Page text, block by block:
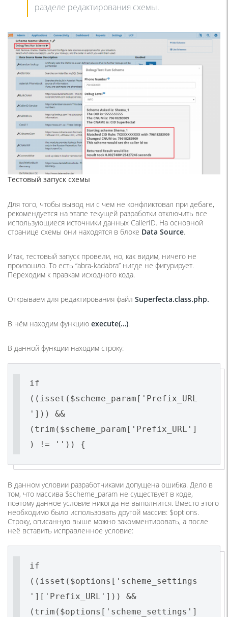
разделе редактирования схемы.
Тестовый запуск схемы
Для того, чтобы вывод ни с чем не конфликтовал при дебаге,
рекомендуется на этапе текущей разработки отключить все
использующиеся источники данных CallerID. На основной
странице схемы они находятся в блоке Data Source.
Итак, тестовый запуск провели, но, как видим, ничего не
произошло. То есть “abra-kadabra” нигде не фигурирует.
Переходим к правкам исходного кода.
Открываем для редактирования файл Superfecta.class.php.
В нём находим функцию execute(…).
В данной функции находим строку:
if
((isset($scheme_param['Prefix_URL
'])) &&
(trim($scheme_param['Prefix_URL']
) != '')) {
В данном условии разработчиками допущена ошибка. Дело в
том, что массива $scheme_param не существует в коде,
поэтому данное условие никогда не выполнится. Вместо этого
необходимо было использовать другой массив: $options.
Строку, описанную выше можно закомментировать, а после
неё вставить исправленное условие:
if
((isset($options['scheme_settings
']['Prefix_URL'])) &&
(trim($options['scheme_settings']